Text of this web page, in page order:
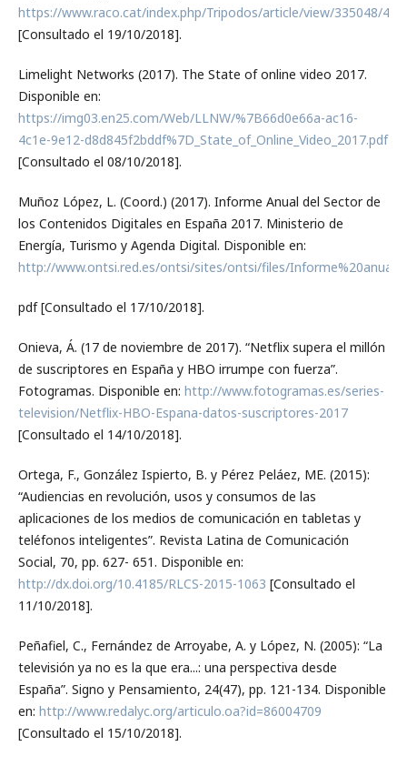
https://www.raco.cat/index.php/Tripodos/article/view/335048/
[Consultado el 19/10/2018].
Limelight Networks (2017). The State of online video 2017.
Disponible en:
https://img03.en25.com/Web/LLNW/%7B66d0e66a-ac16-
4c1e-9e12-d8d845f2bddf%7D_State_of_Online_Video_2017.pdf
[Consultado el 08/10/2018].
Muñoz López, L. (Coord.) (2017). Informe Anual del Sector de
los Contenidos Digitales en España 2017. Ministerio de
Energía, Turismo y Agenda Digital. Disponible en:
http://www.ontsi.red.es/ontsi/sites/ontsi/files/
pdf [Consultado el 17/10/2018].
Onieva, Á. (17 de noviembre de 2017). “Netflix supera el millón
de suscriptores en España y HBO irrumpe con fuerza”.
Fotogramas. Disponible en: http://www.fotogramas.es/series-
television/Netflix-HBO-Espana-datos-suscriptores-2017
[Consultado el 14/10/2018].
Ortega, F., González Ispierto, B. y Pérez Peláez, ME. (2015):
“Audiencias en revolución, usos y consumos de las
aplicaciones de los medios de comunicación en tabletas y
teléfonos inteligentes”. Revista Latina de Comunicación
Social, 70, pp. 627- 651. Disponible en:
http://dx.doi.org/10.4185/RLCS-2015-1063 [Consultado el
11/10/2018].
Peñafiel, C., Fernández de Arroyabe, A. y López, N. (2005): “La
televisión ya no es la que era...: una perspectiva desde
España”. Signo y Pensamiento, 24(47), pp. 121-134. Disponible
en: http://www.redalyc.org/articulo.oa?id=86004709
[Consultado el 15/10/2018].